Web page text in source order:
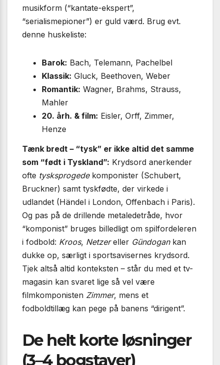
musikform (“kantate-ekspert”,
“serialismepioner”) er guld værd. Brug evt.
denne huskeliste:
Barok: Bach, Telemann, Pachelbel
Klassik: Gluck, Beethoven, Weber
Romantik: Wagner, Brahms, Strauss,
Mahler
20. årh. & film: Eisler, Orff, Zimmer,
Henze
Tænk bredt – “tysk” er ikke altid det samme
som “født i Tyskland”: Krydsord anerkender
ofte tysksprogedekomponister (Schubert,
Bruckner) samt tyskfødte, der virkede i
udlandet (Händel i London, Offenbach i Paris).
Og pas på de drillende metaledetråde, hvor
“komponist” bruges billedligt om spilfordeleren
i fodbold: Kroos, Netzereller Gündogankan
dukke op, særligt i sportsavisernes krydsord.
Tjek altså altid konteksten – står du med et tv-
magasin kan svaret lige så vel være
filmkomponisten Zimmer, mens et
fodboldtillæg kan pege på banens “dirigent”.
De helt korte løsninger
(3–4 bogstaver)